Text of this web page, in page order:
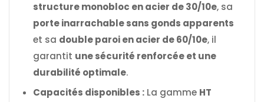
structure monobloc en acier de 30/10e, sa
porte inarrachable sans gonds apparents
et sa double paroi en acier de 60/10e, il
garantit une sécurité renforcée et une
durabilité optimale.
Capacités disponibles : La gamme HT